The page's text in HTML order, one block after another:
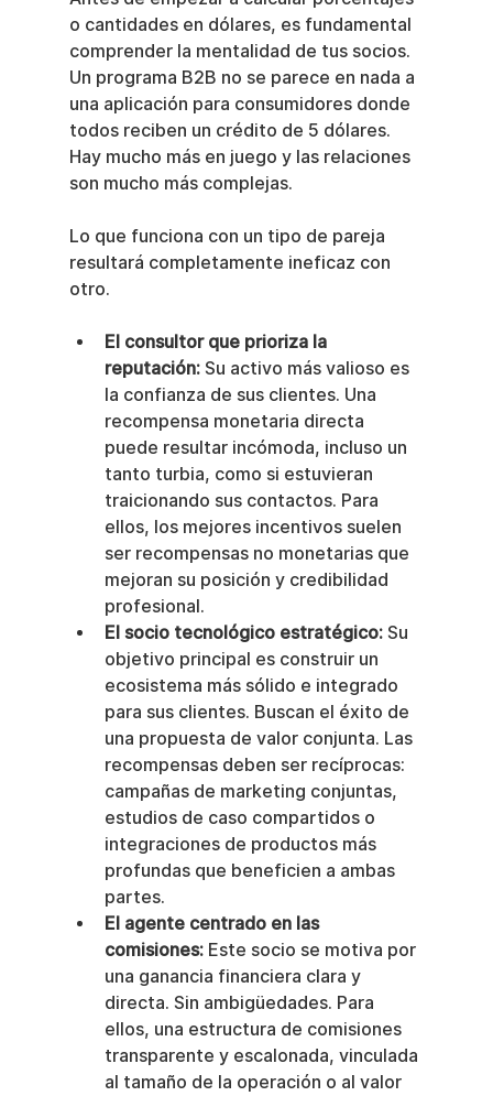
o cantidades en dólares, es fundamental
comprender la mentalidad de tus socios.
Un programa B2B no se parece en nada a
una aplicación para consumidores donde
todos reciben un crédito de 5 dólares.
Hay mucho más en juego y las relaciones
son mucho más complejas.
Lo que funciona con un tipo de pareja
resultará completamente ineficaz con
otro.
El consultor que prioriza la
reputación: Su activo más valioso es
la confianza de sus clientes. Una
recompensa monetaria directa
puede resultar incómoda, incluso un
tanto turbia, como si estuvieran
traicionando sus contactos. Para
ellos, los mejores incentivos suelen
ser recompensas no monetarias que
mejoran su posición y credibilidad
profesional.
El socio tecnológico estratégico: Su
objetivo principal es construir un
ecosistema más sólido e integrado
para sus clientes. Buscan el éxito de
una propuesta de valor conjunta. Las
recompensas deben ser recíprocas:
campañas de marketing conjuntas,
estudios de caso compartidos o
integraciones de productos más
profundas que beneficien a ambas
partes.
El agente centrado en las
comisiones: Este socio se motiva por
una ganancia financiera clara y
directa. Sin ambigüedades. Para
ellos, una estructura de comisiones
transparente y escalonada, vinculada
al tamaño de la operación o al valor